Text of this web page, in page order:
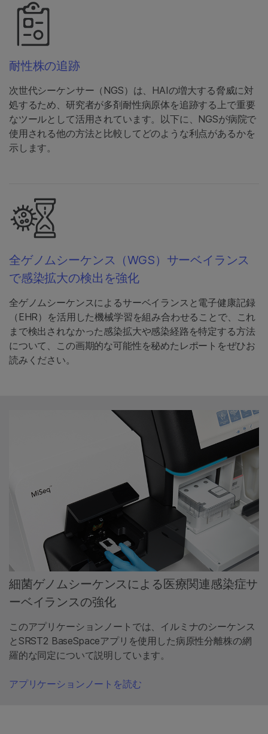
耐性株の追跡
次世代シーケンサー（NGS）は、HAIの増大する脅威に対
処するため、研究者が多剤耐性病原体を追跡する上で重要
なツールとして活用されています。以下に、NGSが病院で
使用される他の方法と比較してどのような利点があるかを
示します。
全ゲノムシーケンス（WGS）サーベイランス
で感染拡大の検出を強化
全ゲノムシーケンスによるサーベイランスと電子健康記録
（EHR）を活用した機械学習を組み合わせることで、これ
まで検出されなかった感染拡大や感染経路を特定する方法
について、この画期的な可能性を秘めたレポートをぜひお
読みください。
細菌ゲノムシーケンスによる医療関連感染症サ
ーベイランスの強化
このアプリケーションノートでは、イルミナのシーケンス
とSRST2 BaseSpaceアプリを使用した病原性分離株の網
羅的な同定について説明しています。
アプリケーションノートを読む